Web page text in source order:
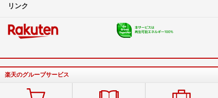
リンク
楽天のグループサービス